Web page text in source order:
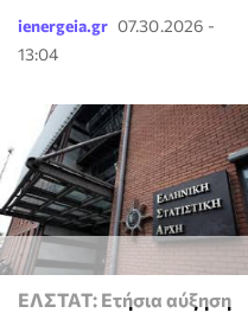
ienergeia.gr 07.30.2026 -
13:04
ΕΛΣΤΑΤ: Ετήσια αύξηση